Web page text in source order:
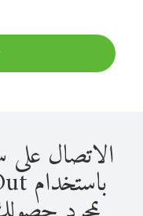
الاتصال على
باستخدام Viber Out سهل للغاية.